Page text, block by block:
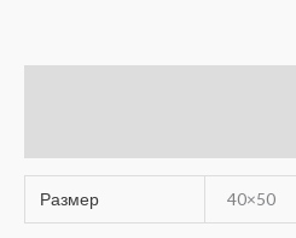
Размер 40×50